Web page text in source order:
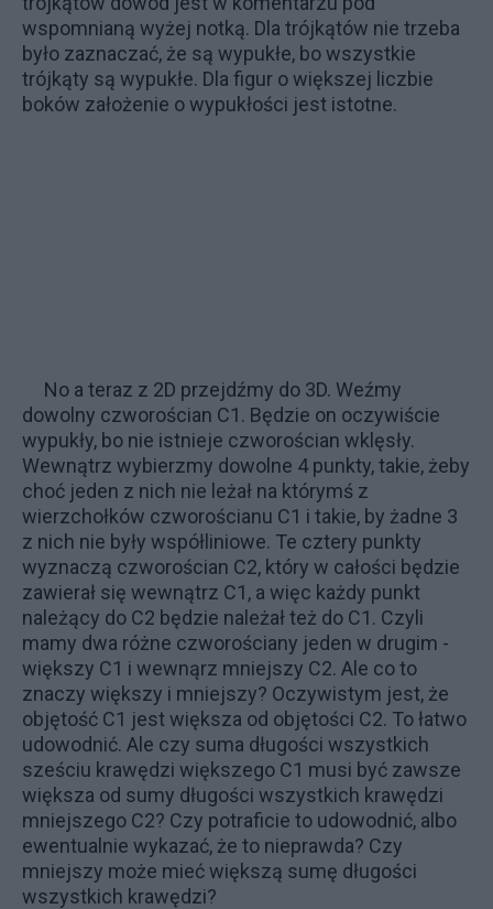
wspomnianą wyżej notką. Dla trójkątów nie trzeba
było zaznaczać, że są wypukłe, bo wszystkie
trójkąty są wypukłe. Dla figur o większej liczbie
boków założenie o wypukłości jest istotne.
No a teraz z 2D przejdźmy do 3D. Weźmy
dowolny czworościan C1. Będzie on oczywiście
wypukły, bo nie istnieje czworościan wklęsły.
Wewnątrz wybierzmy dowolne 4 punkty, takie, żeby
choć jeden z nich nie leżał na którymś z
wierzchołków czworościanu C1 i takie, by żadne 3
z nich nie były współliniowe. Te cztery punkty
wyznaczą czworościan C2, który w całości będzie
zawierał się wewnątrz C1, a więc każdy punkt
należący do C2 będzie należał też do C1. Czyli
mamy dwa różne czworościany jeden w drugim -
większy C1 i wewnąrz mniejszy C2. Ale co to
znaczy większy i mniejszy? Oczywistym jest, że
objętość C1 jest większa od objętości C2. To łatwo
udowodnić. Ale czy suma długości wszystkich
sześciu krawędzi większego C1 musi być zawsze
większa od sumy długości wszystkich krawędzi
mniejszego C2? Czy potraficie to udowodnić, albo
ewentualnie wykazać, że to nieprawda? Czy
mniejszy może mieć większą sumę długości
wszystkich krawędzi?